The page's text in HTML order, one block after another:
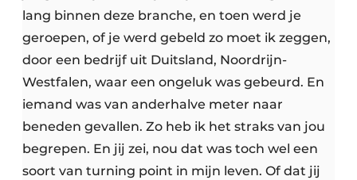
lang binnen deze branche, en toen werd je
geroepen, of je werd gebeld zo moet ik zeggen,
door een bedrijf uit Duitsland, Noordrijn-
Westfalen, waar een ongeluk was gebeurd. En
iemand was van anderhalve meter naar
beneden gevallen. Zo heb ik het straks van jou
begrepen. En jij zei, nou dat was toch wel een
soort van turning point in mijn leven. Of dat jij